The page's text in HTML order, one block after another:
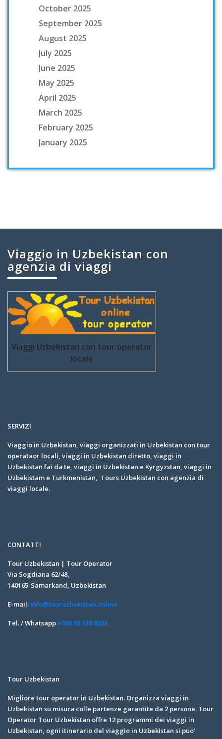
October 2025
September 2025
August 2025
July 2025
June 2025
May 2025
April 2025
March 2025
February 2025
January 2025
Viaggio in Uzbekistan con
agenzia di viaggi
Viaggi Uzbekistan con tour operator
locale
SERVIZI
Viaggio in Uzbekistan, viaggi organizzati in Uzbekistan con tour
operataor locali, viaggi in Uzbekistan diretto, viaggi in
Uzbekistan fai da te, viaggi in Uzbekistan e Kyrgyzstan, viaggi in
Uzbekistam e Turkmenistan, Tours Uzbekistan con agenzia di
viaggi locale.
CONTATTI
Tour Uzbekistan | Tour Operator
Via Sogdiana 62/48,
140165-Samarkand, Uzbekistan
E-mail: info@touruzbekistan.online
Tel. / Whatsapp +998 93 338 8383
Tour Uzbekistan
Migliore tour operator in Uzbekistan. Organizza viaggi in
Uzbekistan su misura colle partenze garantite da 2 persone. Tour
Operator Tour Uzbekistan offre 12 programmi dei viaggi in
Uzbekistan, ogni itinerario del viaggio in Uzbekistan si puo’